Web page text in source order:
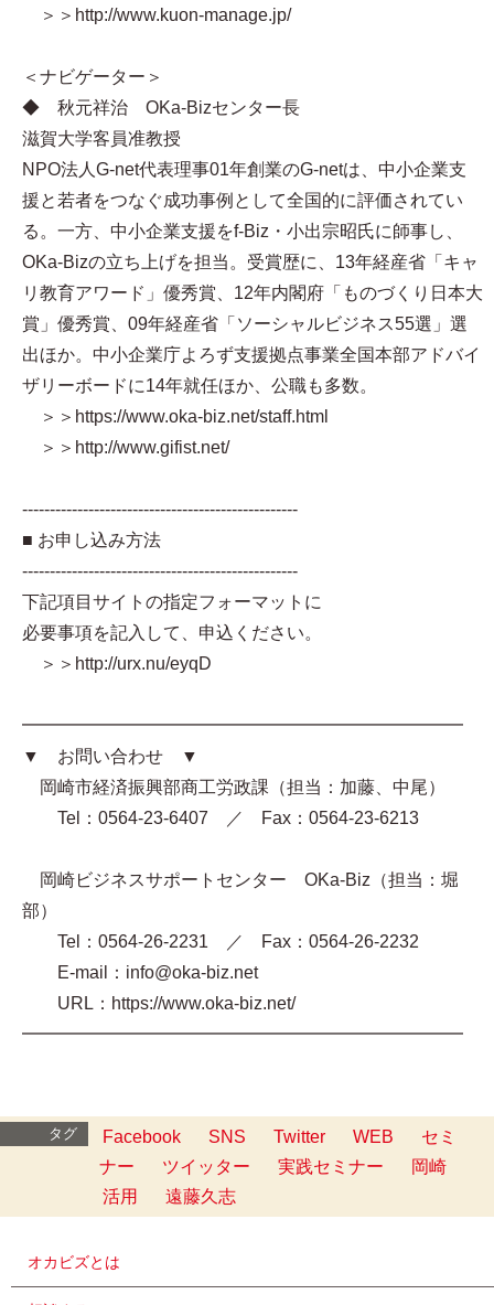
＞＞http://www.kuon-manage.jp/
＜ナビゲーター＞
◆ 秋元祥治 OKa-Bizセンター長
滋賀大学客員准教授
NPO法人G-net代表理事 01年創業のG-netは、中小企業支
援と若者をつなぐ成功事例として全国的に評価されてい
る。一方、中小企業支援をf-Biz・小出宗昭氏に師事し、
OKa-Bizの立ち上げを担当。受賞歴に、13年経産省「キャ
リ教育アワード」優秀賞、12年内閣府「ものづくり日本大
賞」優秀賞、09年経産省「ソーシャルビジネス55選」選
出ほか。中小企業庁よろず支援拠点事業全国本部アドバイ
ザリーボードに14年就任ほか、公職も多数。
＞＞https://www.oka-biz.net/staff.html
＞＞http://www.gifist.net/
--------------------------------------------------
■ お申し込み方法
--------------------------------------------------
下記項目サイトの指定フォーマットに
必要事項を記入して、申込ください。
＞＞http://urx.nu/eyqD
━━━━━━━━━━━━━━━━━━━━━━━━━
▼ お問い合わせ ▼
岡崎市経済振興部商工労政課（担当：加藤、中尾）
Tel：0564-23-6407 ／ Fax：0564-23-6213
岡崎ビジネスサポートセンター OKa-Biz（担当：堀
部）
Tel：0564-26-2231 ／ Fax：0564-26-2232
E-mail：info@oka-biz.net
URL：https://www.oka-biz.net/
━━━━━━━━━━━━━━━━━━━━━━━━━
タグ Facebook SNS Twitter WEB
セミ
ナー
ツイッター 実践セミナー
岡崎
活用
遠藤久志
オカビズとは